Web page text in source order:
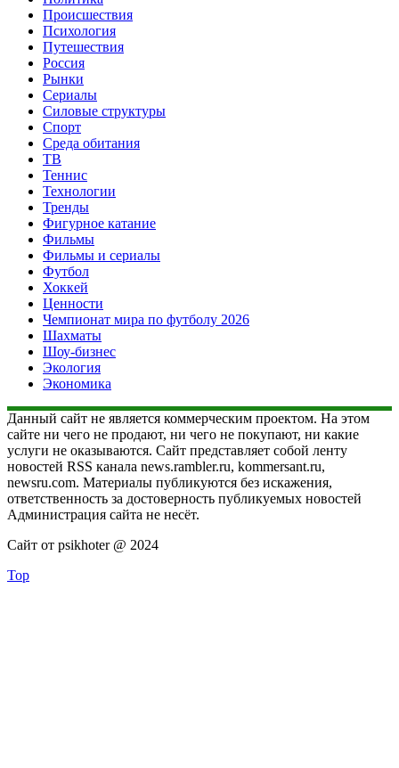
Происшествия
Психология
Путешествия
Россия
Рынки
Сериалы
Силовые структуры
Спорт
Среда обитания
ТВ
Теннис
Технологии
Тренды
Фигурное катание
Фильмы
Фильмы и сериалы
Футбол
Хоккей
Ценности
Чемпионат мира по футболу 2026
Шахматы
Шоу-бизнес
Экология
Экономика
Данный сайт не является коммерческим проектом. На этом
сайте ни чего не продают, ни чего не покупают, ни какие
услуги не оказываются. Сайт представляет собой ленту
новостей RSS канала news.rambler.ru, kommersant.ru,
newsru.com. Материалы публикуются без искажения,
ответственность за достоверность публикуемых новостей
Администрация сайта не несёт.
Сайт от psikhoter @ 2024
Top